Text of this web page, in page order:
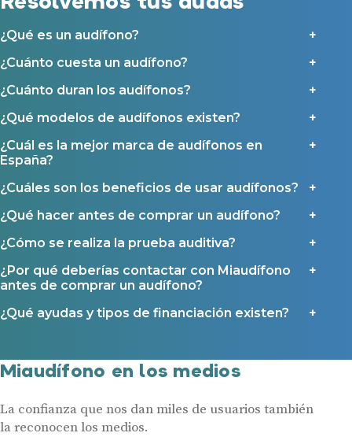
¿Qué es un audífono?
¿Cuánto cuesta un audífono?
¿Cuánto duran los audífonos?
¿Qué modelos de audífonos existen?
¿Cuál es la mejor marca de audífonos en
España?
¿Cuáles son los beneficios de usar audífonos?
¿Qué hacer antes de comprar un audífono?
¿Cómo se realiza la prueba auditiva?
¿Por qué deberías contactar con Miaudífono
antes de comprar un audífono?
¿Qué ayudas y tipos de financiación existen?
Miaudífono en los medios
La confianza que nos dan miles de usuarios también
la reconocen los medios.
Seguro para audífonos
Ayuda Miaudífono hasta 200€*
Ayudas para audífonos en Castilla-La Mancha
Ayudas para audífonos en Andalucía
Ayudas y subvenciones en La Rioja
Ayudas y subvenciones en Asturias
Contacto
Contáctanos